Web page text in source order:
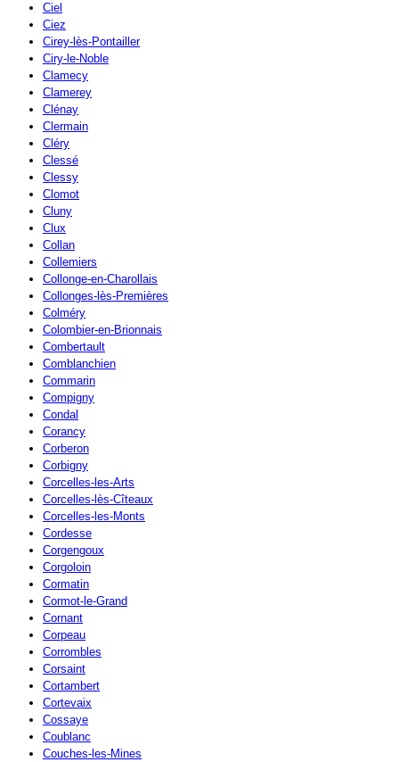
Ciel
Ciez
Cirey-lès-Pontailler
Ciry-le-Noble
Clamecy
Clamerey
Clénay
Clermain
Cléry
Clessé
Clessy
Clomot
Cluny
Clux
Collan
Collemiers
Collonge-en-Charollais
Collonges-lès-Premières
Colméry
Colombier-en-Brionnais
Combertault
Comblanchien
Commarin
Compigny
Condal
Corancy
Corberon
Corbigny
Corcelles-les-Arts
Corcelles-lès-Cîteaux
Corcelles-les-Monts
Cordesse
Corgengoux
Corgoloin
Cormatin
Cormot-le-Grand
Cornant
Corpeau
Corrombles
Corsaint
Cortambert
Cortevaix
Cossaye
Coublanc
Couches-les-Mines